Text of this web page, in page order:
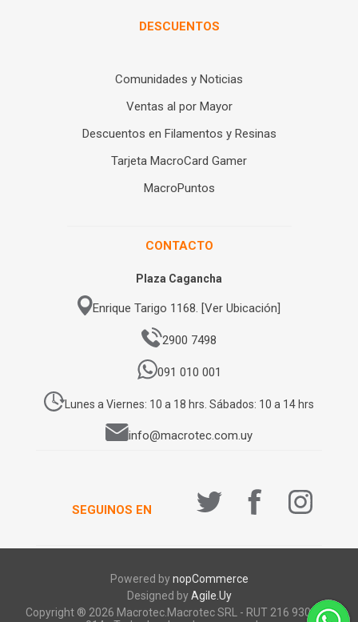
DESCUENTOS
Comunidades y Noticias
Ventas al por Mayor
Descuentos en Filamentos y Resinas
Tarjeta MacroCard Gamer
MacroPuntos
CONTACTO
Plaza Cagancha
Enrique Tarigo 1168. [Ver Ubicación]
2900 7498
091 010 001
Lunes a Viernes: 10 a 18 hrs. Sábados: 10 a 14 hrs
info@macrotec.com.uy
SEGUINOS EN
Powered bynopCommerce
Designed byAgile.Uy
Copyright ® 2026 Macrotec.Macrotec SRL - RUT 216 930 920